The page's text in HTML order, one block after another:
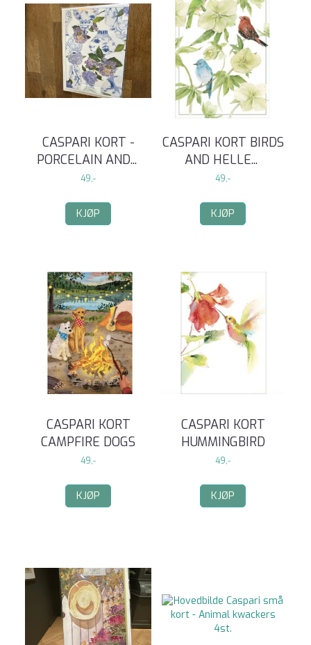
CASPARI KORT -
PORCELAIN AND...
49,-
KJØP
CASPARI KORT BIRDS
AND HELLE...
49,-
KJØP
CASPARI KORT
CAMPFIRE DOGS
49,-
KJØP
CASPARI KORT
HUMMINGBIRD
49,-
KJØP